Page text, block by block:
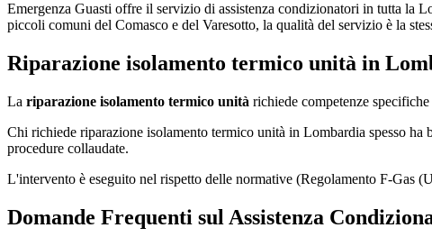
Emergenza Guasti offre il servizio di assistenza condizionatori in tutta la
piccoli comuni del Comasco e del Varesotto, la qualità del servizio è la
Riparazione isolamento termico unità in
La riparazione isolamento termico unità richiede competenze
Chi richiede riparazione isolamento termico unità in Lombardia spesso
procedure collaudate.
L'intervento è eseguito nel rispetto delle normative (Regolamento F-Gas
Domande Frequenti sul Assistenza